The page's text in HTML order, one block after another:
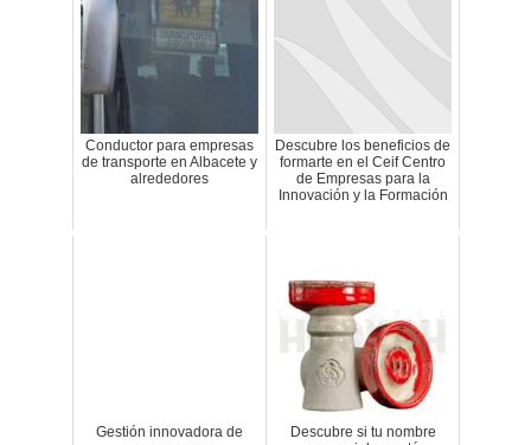
Conductor para empresas
de transporte en Albacete y
alrededores
Descubre los beneficios de
formarte en el Ceif Centro
de Empresas para la
Innovación y la Formación
Gestión innovadora de
Descubre si tu nombre